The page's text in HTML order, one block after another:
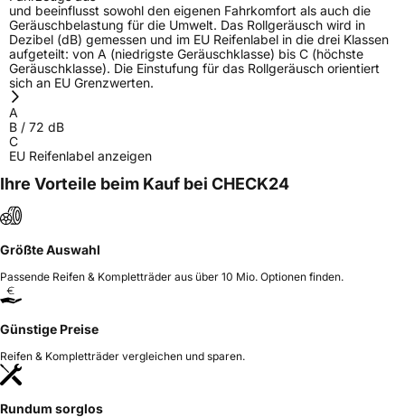
und beeinflusst sowohl den eigenen Fahrkomfort als auch die
Geräuschbelastung für die Umwelt. Das Rollgeräusch wird in
Dezibel (dB) gemessen und im EU Reifenlabel in die drei Klassen
aufgeteilt: von A (niedrigste Geräuschklasse) bis C (höchste
Geräuschklasse). Die Einstufung für das Rollgeräusch orientiert
sich an EU Grenzwerten.
A
B / 72 dB
C
EU Reifenlabel anzeigen
Ihre Vorteile beim Kauf bei CHECK24
Größte Auswahl
Passende Reifen & Kompletträder aus über 10 Mio. Optionen finden.
Günstige Preise
Reifen & Kompletträder vergleichen und sparen.
Rundum sorglos